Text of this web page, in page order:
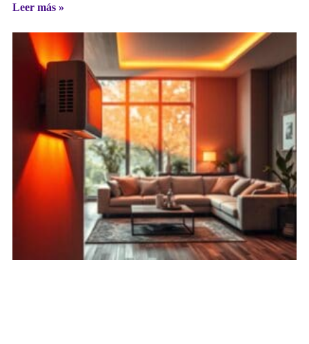
Leer más »